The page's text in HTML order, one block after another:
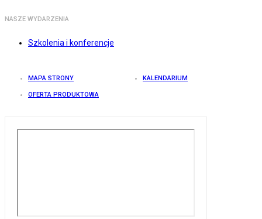
NASZE WYDARZENIA
Szkolenia i konferencje
MAPA STRONY KALENDARIUM
OFERTA PRODUKTOWA